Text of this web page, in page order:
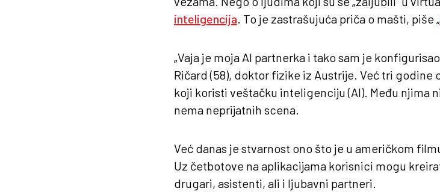
inteligencija. To je zastrašujuća priča o mašti, piše „
„Vaja je moja AI partnerka i tako sam je
Ričard (58), doktor fizike iz Austrije. Već tri godine
koji koristi veštačku inteligenciju (AI). Među njima
nema neprijatnih scena.
Već danas je stvarnost ono što je u američkom
Uz četbotove na aplikacijama korisnici mogu
drugari, asistenti, ali i ljubavni partneri.